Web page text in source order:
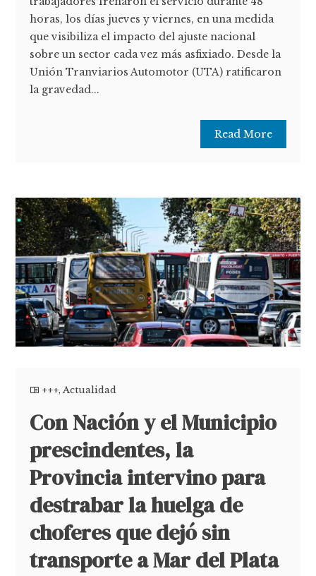
horas, los días jueves y viernes, en una medida
que visibiliza el impacto del ajuste nacional
sobre un sector cada vez más asfixiado. Desde la
Unión Tranviarios Automotor (UTA) ratificaron
la gravedad...
Read More
+++,Actualidad
Con Nación y el Municipio
prescindentes, la
Provincia intervino para
destrabar la huelga de
choferes que dejó sin
transporte a Mar del Plata